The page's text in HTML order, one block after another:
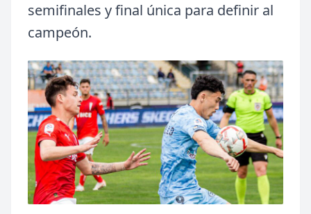
semifinales y final única para definir al
campeón.